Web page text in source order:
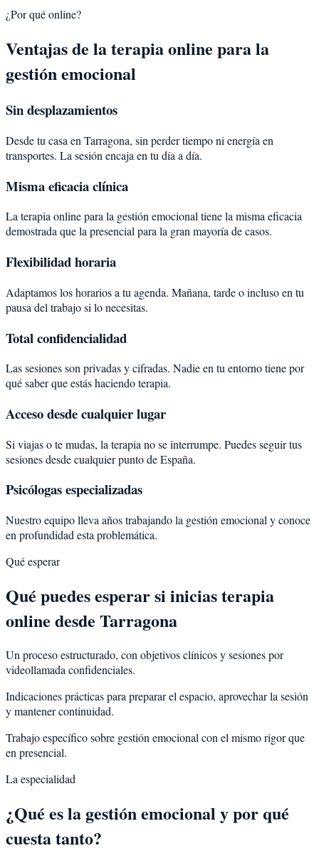
¿Por qué online?
Ventajas de la terapia online para la
gestión emocional
Sin desplazamientos
Desde tu casa en Tarragona, sin perder tiempo ni energía en
transportes. La sesión encaja en tu día a día.
Misma eficacia clínica
La terapia online para la gestión emocional tiene la misma eficacia
demostrada que la presencial para la gran mayoría de casos.
Flexibilidad horaria
Adaptamos los horarios a tu agenda. Mañana, tarde o incluso en tu
pausa del trabajo si lo necesitas.
Total confidencialidad
Las sesiones son privadas y cifradas. Nadie en tu entorno tiene por
qué saber que estás haciendo terapia.
Acceso desde cualquier lugar
Si viajas o te mudas, la terapia no se interrumpe. Puedes seguir tus
sesiones desde cualquier punto de España.
Psicólogas especializadas
Nuestro equipo lleva años trabajando la gestión emocional y conoce
en profundidad esta problemática.
Qué esperar
Qué puedes esperar si inicias terapia
online desde Tarragona
Un proceso estructurado, con objetivos clínicos y sesiones por
videollamada confidenciales.
Indicaciones prácticas para preparar el espacio, aprovechar la sesión
y mantener continuidad.
Trabajo específico sobre gestión emocional con el mismo rigor que
en presencial.
La especialidad
¿Qué es la gestión emocional y por qué
cuesta tanto?